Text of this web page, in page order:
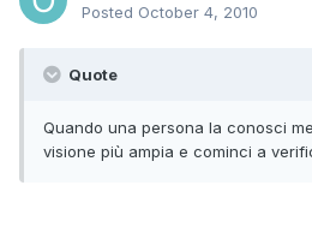
Posted October 4, 2010
Quote
Quando una persona la conosci
visione più ampia e cominci a